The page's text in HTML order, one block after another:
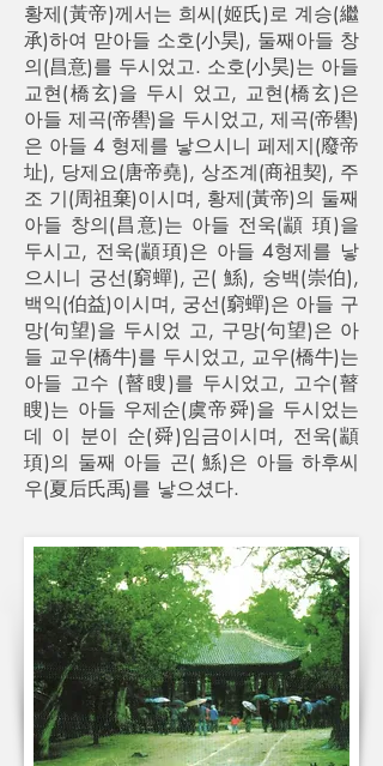
황제(黃帝)께서는 희씨(姬氏)로 계승(繼
承)하여 맏아들 소호(小昊), 둘째아들 창
의(昌意)를 두시었고. 소호(小昊)는 아들
교현(橋玄)을 두시 었고, 교현(橋玄)은
아들 제곡(帝嚳)을 두시었고, 제곡(帝嚳)
은 아들 4 형제를 낳으시니 페제지(廢帝
址), 당제요(唐帝堯), 상조계(商祖契), 주
조 기(周祖棄)이시며, 황제(黃帝)의 둘째
아들 창의(昌意)는 아들 전욱(顓 頊)을
두시고, 전욱(顓頊)은 아들 4형제를 낳
으시니 궁선(窮蟬), 곤( 鯀), 숭백(崇伯),
백익(伯益)이시며, 궁선(窮蟬)은 아들 구
망(句望)을 두시었 고, 구망(句望)은 아
들 교우(橋牛)를 두시었고, 교우(橋牛)는
아들 고수 (瞽瞍)를 두시었고, 고수(瞽
瞍)는 아들 우제순(虞帝舜)을 두시었는
데 이 분이 순(舜)임금이시며, 전욱(顓
頊)의 둘째 아들 곤( 鯀)은 아들 하후씨
우(夏后氏禹)를 낳으셨다.